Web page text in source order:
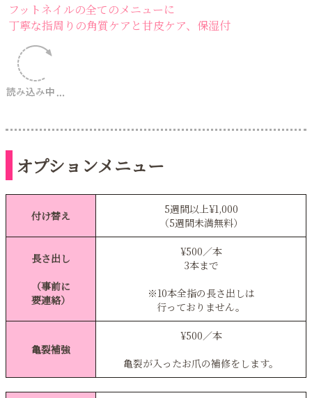
フットネイルの全てのメニューに
丁寧な指周りの角質ケアと甘皮ケア、保湿付
オプションメニュー
付け替え
5週間以上¥1,000
（5週間未満無料）
長さ出し
（事前に
要連絡）
¥500／本
3本まで
※10本全指の長さ出しは
行っておりません。
亀裂補強
¥500／本
亀裂が入ったお爪の補修をします。